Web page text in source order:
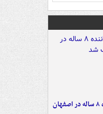
کامیون با راننده ۸ ساله در اصفهان